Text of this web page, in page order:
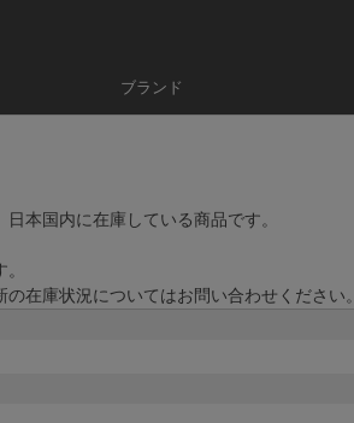
ブランド
本国内に在庫している商品です。
在庫状況についてはお問い合わせください。